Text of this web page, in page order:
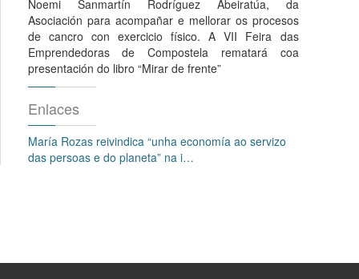
Noemi Sanmartín Rodríguez Abeiratúa, da
Asociación para acompañar e mellorar os procesos
de cancro con exercicio físico. A VII Feira das
Emprendedoras de Compostela rematará coa
presentación do libro “Mirar de frente”
Enlaces
María Rozas reivindica “unha economía ao servizo
das persoas e do planeta” na i…